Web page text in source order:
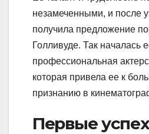
незамеченными, и после
получила предложение
Голливуде. Так началась
профессиональная
которая привела ее к
признанию в
Первые